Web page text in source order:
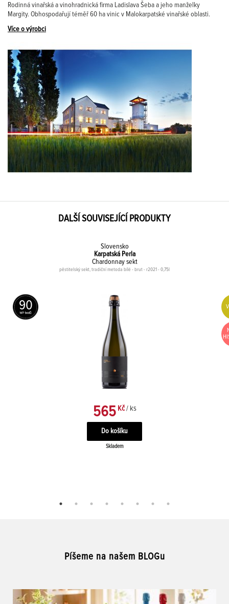
Rodinná vinařská a vinohradnická firma Ladislava Šeba a jeho manželky
Margity. Obhospodařují téměř 60 ha vinic v Malokarpatské vinařské oblasti.
Více o výrobci
DALŠÍ SOUVISEJÍCÍ PRODUKTY
Slovensko
Karpatská Perla
Chardonnay sekt
pěstitelský sekt, tradiční metoda bílé - brut - r2021 - 0,75l
90
565 Kč / ks
Skladem
Píšeme na našem BLOGu